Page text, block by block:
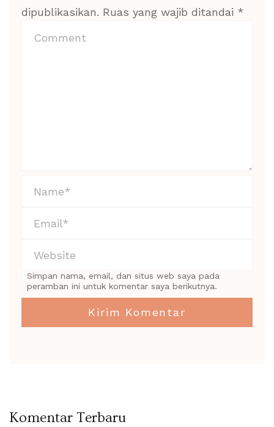
dipublikasikan. Ruas yang wajib ditandai *
Simpan nama, email, dan situs web saya pada
peramban ini untuk komentar saya berikutnya.
Komentar Terbaru